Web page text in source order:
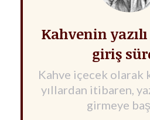
Kahvenin
giriş
Kahve içecek olarak
yıllardan itibaren,
girmeye